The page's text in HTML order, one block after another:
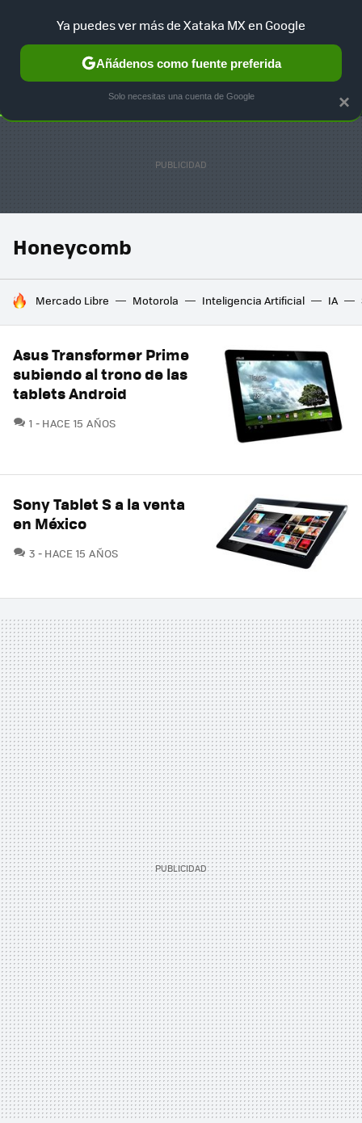
SELECCIÓN GAMING HOME AUTO TERRITORIO
Honeycomb
HOY SE HABLA DE
Mercado Libre Motorola Inteligencia Artificial IA
Asus Transformer Prime
subiendo al trono de las
tablets Android
1 COMENTARIOS
HACE 15 AÑOS
Sony Tablet S a la venta
en México
3 COMENTARIOS
HACE 15 AÑOS
×
Ya puedes ver más de Xataka MX en Google
Añádenos como fuente preferida
Solo necesitas una cuenta de Google